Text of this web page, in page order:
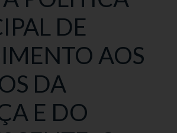
DE
AOS
DA
E DO